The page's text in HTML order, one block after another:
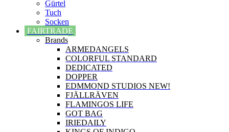
Gürtel
Tuch
Socken
FAIRTRADE
Brands
ARMEDANGELS
COLORFUL STANDARD
DEDICATED
DOPPER
EDMMOND STUDIOS NEW!
FJÄLLRÄVEN
FLAMINGOS LIFE
GOT BAG
IRIEDAILY